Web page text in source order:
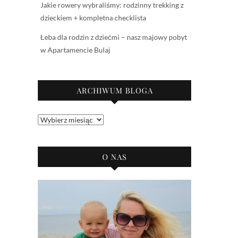
Jakie rowery wybraliśmy: rodzinny trekking z
dzieckiem + kompletna checklista
Łeba dla rodzin z dziećmi – nasz majowy pobyt
w Apartamencie Bulaj
ARCHIWUM BLOGA
Archiwum
O NAS